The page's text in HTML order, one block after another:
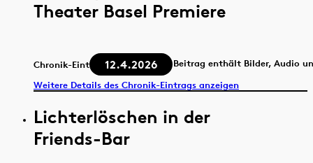
Theater Basel Premiere
Chronik-Eintrag 12.4.2026
Beitrag enthält Bilder, Audio
Weitere Details des Chronik-Eintrags anzeigen
Lichterlöschen in der
Friends-Bar